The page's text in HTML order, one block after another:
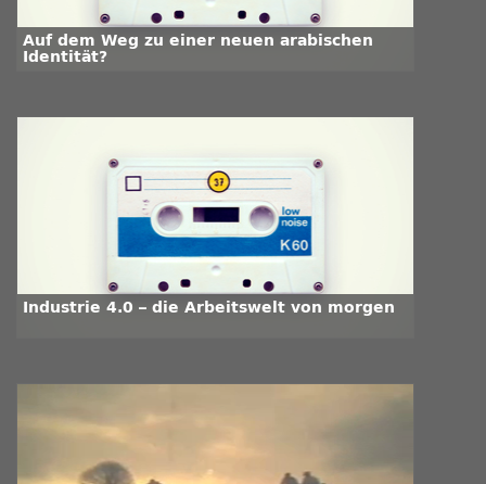
Auf dem Weg zu einer neuen arabischen
Identität?
Industrie 4.0 – die Arbeitswelt von morgen